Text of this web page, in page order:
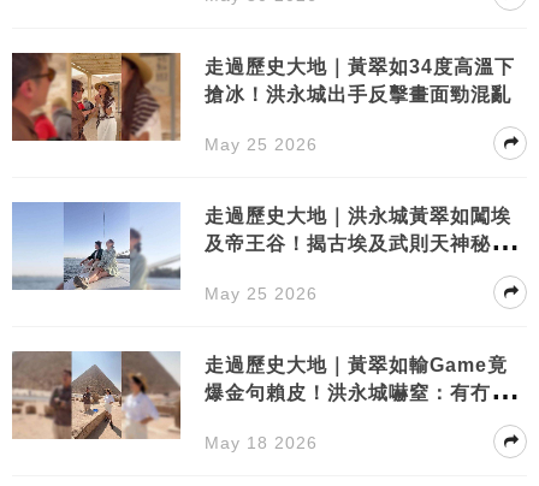
走過歷史大地｜黃翠如34度高溫下
搶冰！洪永城出手反擊畫面勁混亂
May 25 2026
走過歷史大地｜洪永城黃翠如闖埃
及帝王谷！揭古埃及武則天神秘面
May 25 2026
走過歷史大地｜黃翠如輸Game竟
爆金句賴皮！洪永城嚇窒：有冇自
May 18 2026